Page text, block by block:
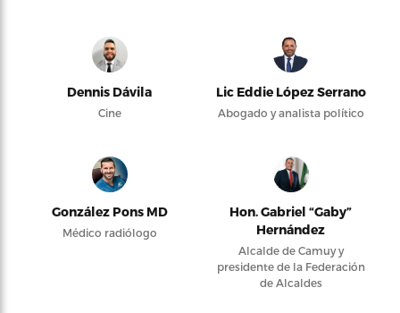
Dennis Dávila
Cine
Lic Eddie López Serrano
Abogado y analista político
González Pons MD
Médico radiólogo
Hon. Gabriel “Gaby”
Hernández
Alcalde de Camuy y
presidente de la Federación
de Alcaldes